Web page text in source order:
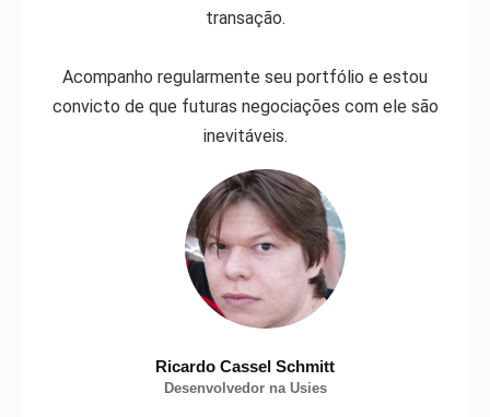
transação.
Acompanho regularmente seu portfólio e estou
convicto de que futuras negociações com ele são
inevitáveis.
Ricardo Cassel Schmitt
Desenvolvedor na Usies